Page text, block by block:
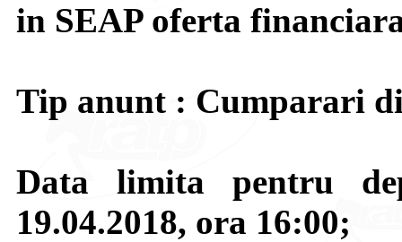
in SEAP oferta
Tip anunt : Cumparari
Data limita pentru
19.04.2018, ora 16:00;